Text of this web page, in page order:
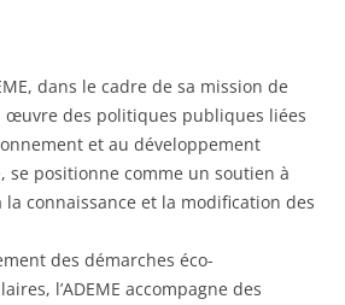
dans le cadre de sa mission de
œuvre des politiques publiques liées
et au développement
se positionne comme un soutien à
la connaissance et la modification des
des démarches éco-
l’ADEME accompagne des